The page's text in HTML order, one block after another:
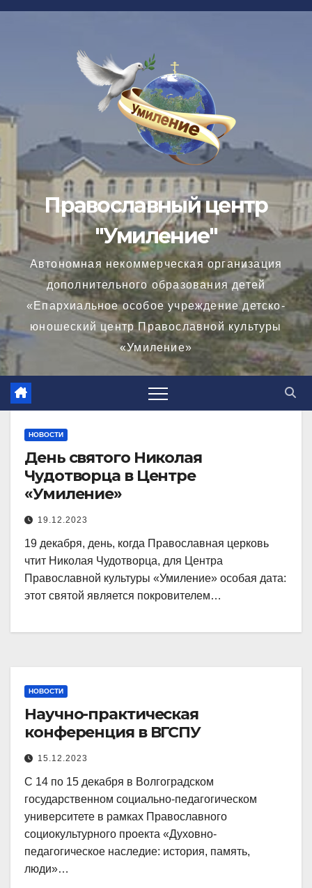
Перейти
Православный центр
"Умиление"
Автономная некоммерческая организация
дополнительного образования детей
«Епархиальное особое учреждение детско-
юношеский центр Православной культуры
«Умиление»
НОВОСТИ
День святого Николая
Чудотворца в Центре
«Умиление»
19.12.2023
19 декабря, день, когда Православная церковь
чтит Николая Чудотворца, для Центра
Православной культуры «Умиление» особая дата:
этот святой является покровителем…
НОВОСТИ
Научно-практическая
конференция в ВГСПУ
15.12.2023
С 14 по 15 декабря в Волгоградском
государственном социально-педагогическом
университете в рамках Православного
социокультурного проекта «Духовно-
педагогическое наследие: история, память,
люди»…